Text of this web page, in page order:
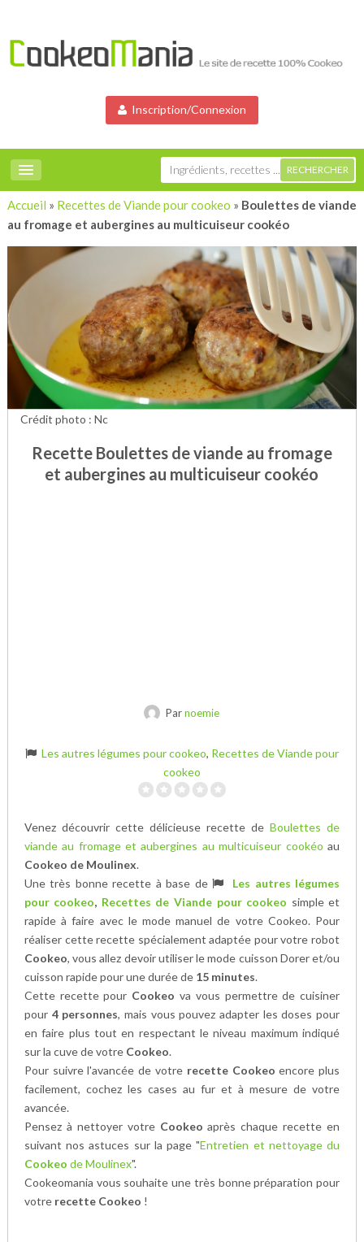
Inscription/Connexion
Accueil » Recettes de Viande pour cookeo » Boulettes de viande
au fromage et aubergines au multicuiseur cookéo
Recette Boulettes de viande au fromage
et aubergines au multicuiseur cookéo
Parnoemie
Les autres légumes pour cookeo, Recettes de Viande pour
cookeo
Venez découvrir cette délicieuse recette deBoulettes de
viande au fromage et aubergines au multicuiseur cookéo au
Cookeo de Moulinex.
Une très bonne recette à base de
Les autres légumes
pour cookeo, Recettes de Viande pour cookeo simple et
rapide à faire avec le mode manuel de votre Cookeo. Pour
réaliser cette recette spécialement adaptée pour votre robot
Cookeo, vous allez devoir utiliser le mode cuisson Dorer et/ou
cuisson rapide pour une durée de 15 minutes.
Cette recette pour Cookeo va vous permettre de cuisiner
pour 4 personnes, mais vous pouvez adapter les doses pour
en faire plus tout en respectant le niveau maximum indiqué
sur la cuve de votre Cookeo.
Pour suivre l'avancée de votre recette Cookeo encore plus
facilement, cochez les cases au fur et à mesure de votre
avancée.
Pensez à nettoyer votre Cookeo après chaque recette en
suivant nos astuces sur la page "Entretien et nettoyage du
Cookeo de Moulinex".
Cookeomania vous souhaite une très bonne préparation pour
votre recette Cookeo !
Crédit photo : Nc